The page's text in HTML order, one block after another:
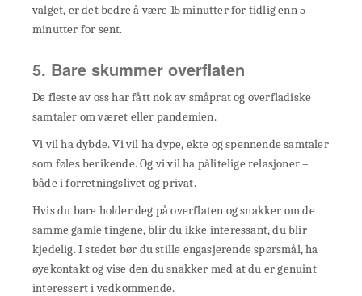
valget, er det bedre å være 15 minutter for tidlig enn 5
minutter for sent.
5. Bare skummer overflaten
De fleste av oss har fått nok av småprat og overfladiske
samtaler om været eller pandemien.
Vi vil ha dybde. Vi vil ha dype, ekte og spennende samtaler
som føles berikende. Og vi vil ha pålitelige relasjoner –
både i forretningslivet og privat.
Hvis du bare holder deg på overflaten og snakker om de
samme gamle tingene, blir du ikke interessant, du blir
kjedelig. I stedet bør du stille engasjerende spørsmål, ha
øyekontakt og vise den du snakker med at du er genuint
interessert i vedkommende.